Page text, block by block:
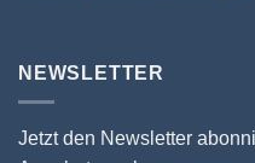
NEWSLETTER
Jetzt den Newsletter